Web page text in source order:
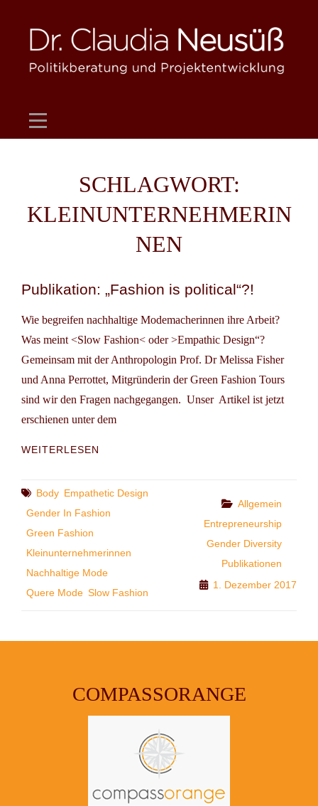
content
SCHLAGWORT:
KLEINUNTERNEHMERIN
NEN
Publikation: „Fashion is political“?!
Wie begreifen nachhaltige Modemacherinnen ihre Arbeit?
Was meint <Slow Fashion< oder >Empathic Design“?
Gemeinsam mit der Anthropologin Prof. Dr Melissa Fisher
und Anna Perrottet, Mitgründerin der Green Fashion Tours
sind wir den Fragen nachgegangen. Unser Artikel ist jetzt
erschienen unter dem
WEITERLESEN
POLITICAL“?!
Tags
Body Empathetic Design
Gender In Fashion
Green Fashion
Kleinunternehmerinnen
Nachhaltige Mode
Quere Mode Slow Fashion
Categories
Allgemein
Entrepreneurship
Gender Diversity
Publikationen
1. Dezember 2017
COMPASSORANGE